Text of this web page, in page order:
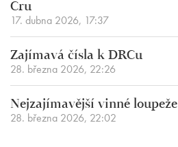
Cru
17. dubna 2026, 17:37
Zajímavá čísla k DRCu
28. března 2026, 22:26
Nejzajímavější vinné loupeže
28. března 2026, 22:02